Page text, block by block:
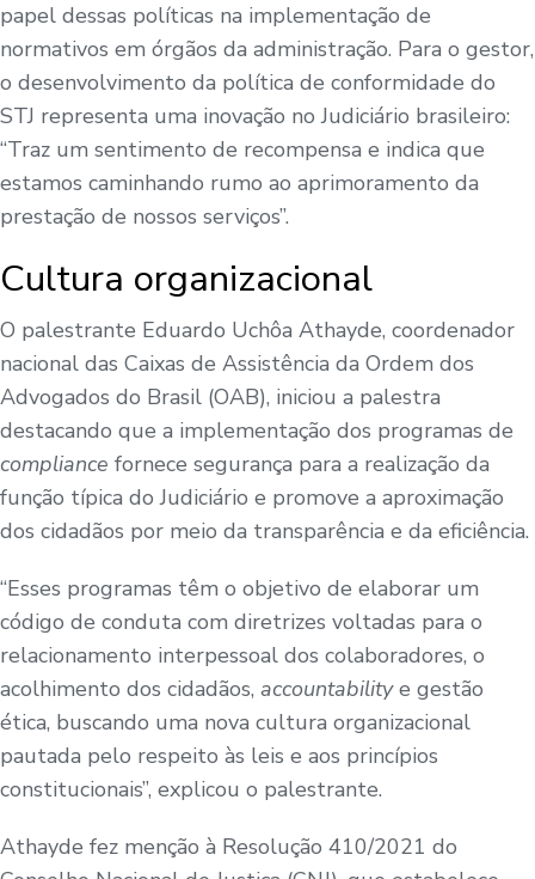
papel dessas políticas na implementação de
normativos em órgãos da administração. Para o gestor,
o desenvolvimento da política de conformidade do
STJ representa uma inovação no Judiciário brasileiro:
“Traz um sentimento de recompensa e indica que
estamos caminhando rumo ao aprimoramento da
prestação de nossos serviços”.
Cultura organizacional
O palestrante Eduardo Uchôa Athayde, coordenador
nacional das Caixas de Assistência da Ordem dos
Advogados do Brasil (OAB), iniciou a palestra
destacando que a implementação dos programas de
compliance fornece segurança para a realização da
função típica do Judiciário e promove a aproximação
dos cidadãos por meio da transparência e da eficiência.
“Esses programas têm o objetivo de elaborar um
código de conduta com diretrizes voltadas para o
relacionamento interpessoal dos colaboradores, o
acolhimento dos cidadãos, accountabilitye gestão
ética, buscando uma nova cultura organizacional
pautada pelo respeito às leis e aos princípios
constitucionais”, explicou o palestrante.
Athayde fez menção à Resolução 410/2021 do